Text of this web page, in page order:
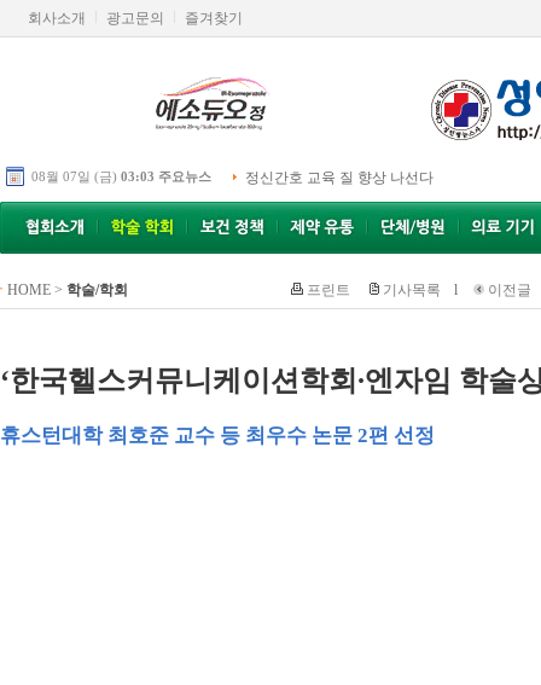
회사소개 광고문의 즐겨찾기
08월 07일 (금) 03:03 주요뉴스 정신간호 교육 질 향상 나선다
HOME > 학술/학회 프린트 기사목록 l 이전글
‘한국헬스커뮤니케이션학회∙엔자임 학술
휴스턴대학 최호준 교수 등 최우수 논문 2편 선정